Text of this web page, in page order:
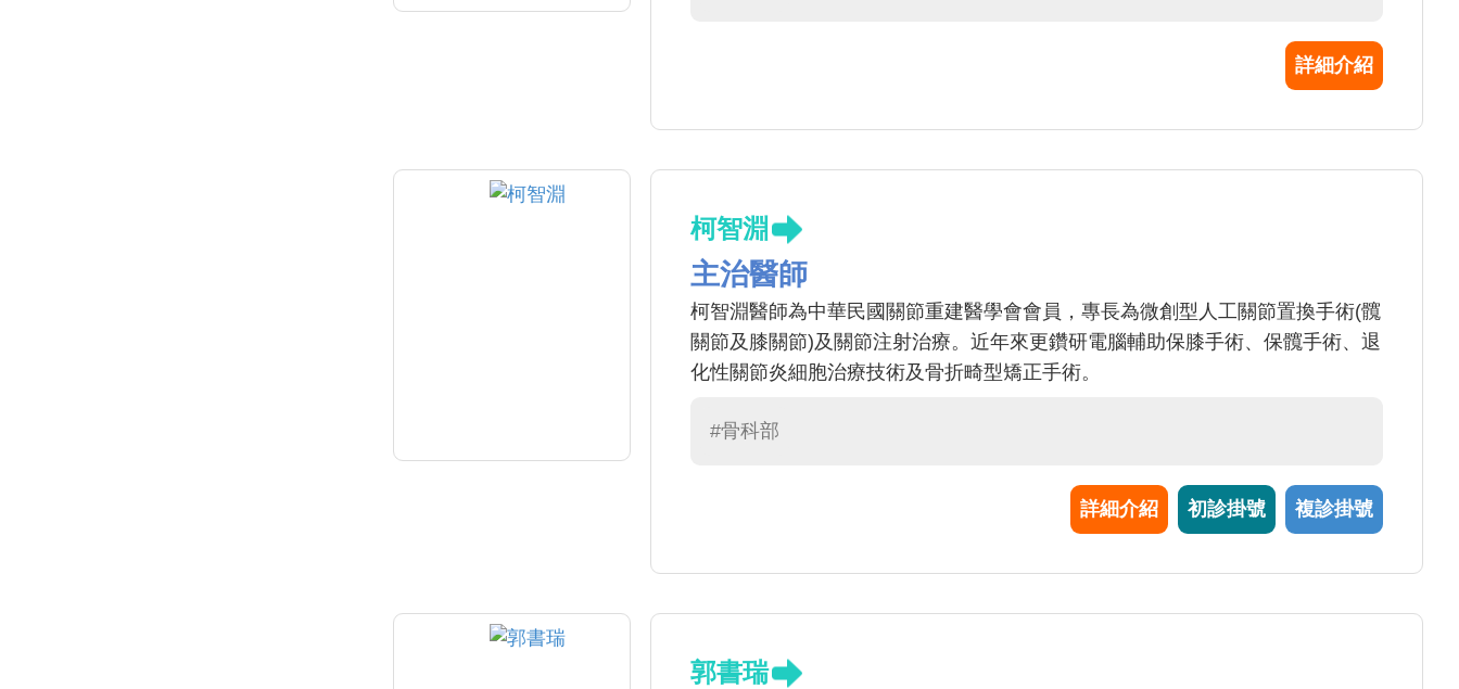
詳細介紹
柯智淵
主治醫師
柯智淵醫師為中華民國關節重建醫學會會員，專長為微創型人工關節置換手術(髖
關節及膝關節)及關節注射治療。近年來更鑽研電腦輔助保膝手術、保髖手術、退
化性關節炎細胞治療技術及骨折畸型矯正手術。
#骨科部
詳細介紹 初診掛號 複診掛號
郭書瑞